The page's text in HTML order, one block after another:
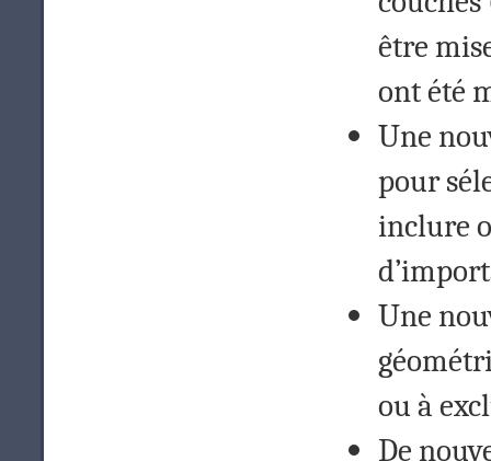
être
ont été
Une
pour
inclure
Une
ou à
De